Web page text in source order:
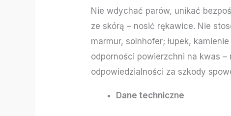
Nie wdychać parów, unikać
ze skórą – nosić rękawice. Nie
marmur, solnhofer; łupek,
odporności powierzchni na kwas
odpowiedzialności za szkody
Dane techniczne